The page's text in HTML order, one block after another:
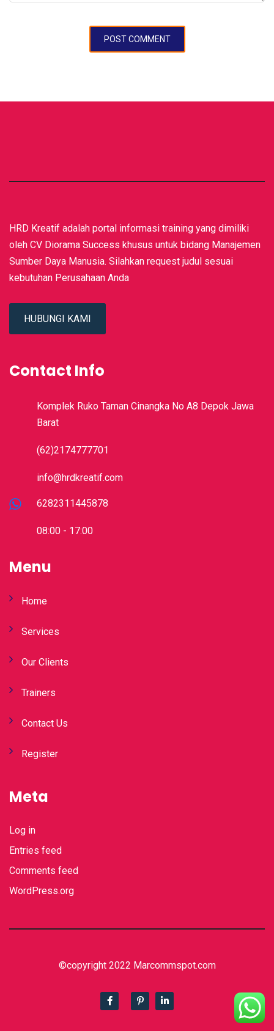
HRD Kreatif adalah portal informasi training yang dimiliki
oleh CV Diorama Success khusus untuk bidang Manajemen
Sumber Daya Manusia. Silahkan request judul sesuai
kebutuhan Perusahaan Anda
HUBUNGI KAMI
Contact Info
Komplek Ruko Taman Cinangka No A8 Depok Jawa
Barat
(62)2174777701
info@hrdkreatif.com
6282311445878
08:00 - 17:00
Menu
Home
Services
Our Clients
Trainers
Contact Us
Register
Meta
Log in
Entries feed
Comments feed
WordPress.org
©copyright 2022 Marcommspot.com